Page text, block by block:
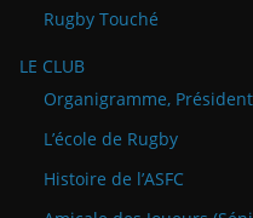
Rugby Touché
LE CLUB
Organigramme,
L’école de Rugby
Histoire de l’ASFC